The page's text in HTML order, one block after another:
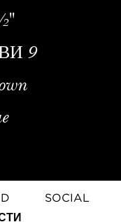
9
SOCIAL